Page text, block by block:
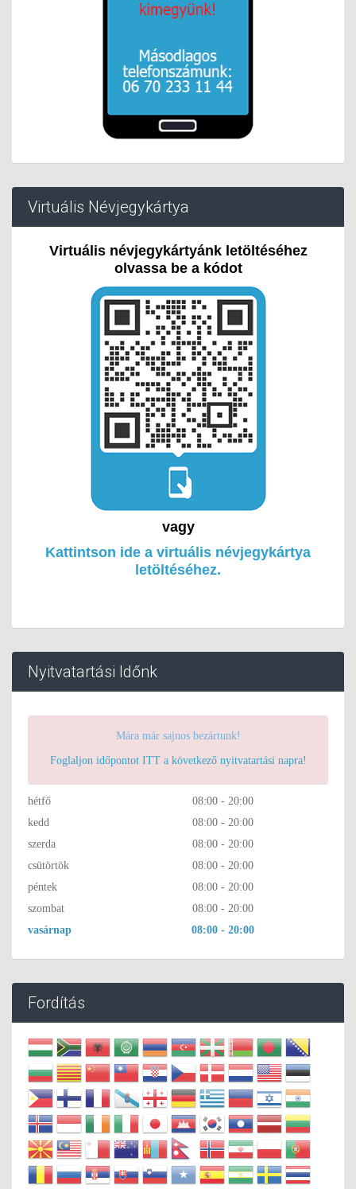
Virtuális Névjegykártya
Virtuális névjegykártyánk letöltéséhez
olvassa be a kódot
vagy
Kattintson ide a virtuális névjegykártya
letöltéséhez.
Nyitvatartási Időnk
Mára már sajnos bezártunk!
Foglaljon időpontot ITT a következő nyitvatartási napra!
hétfő
08:00 - 20:00
kedd
08:00 - 20:00
szerda
08:00 - 20:00
csütörtök
08:00 - 20:00
péntek
08:00 - 20:00
szombat
08:00 - 20:00
vasárnap
08:00 - 20:00
Fordítás